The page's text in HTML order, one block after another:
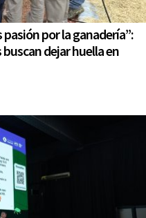
por la ganadería”:
dejar huella en